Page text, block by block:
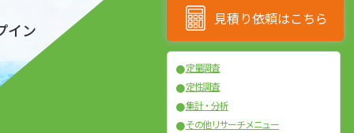
イン
見積り依頼はこちら
●定量調査
●定性調査
●集計・分析
●その他リサーチメニュー